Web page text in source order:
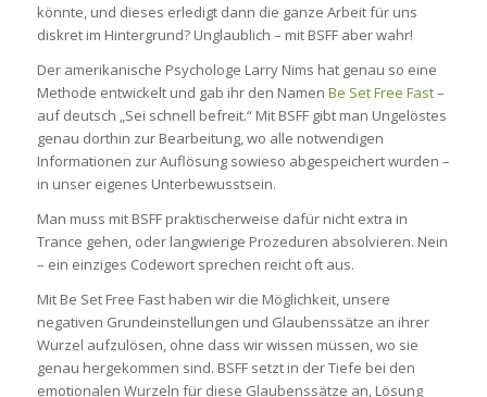
könnte, und dieses erledigt dann die ganze Arbeit für uns
diskret im Hintergrund? Unglaublich – mit BSFF aber wahr!
Der amerikanische Psychologe Larry Nims hat genau so eine
Methode entwickelt und gab ihr den Namen Be Set Free Fast–
auf deutsch „Sei schnell befreit.“ Mit BSFF gibt man Ungelöstes
genau dorthin zur Bearbeitung, wo alle notwendigen
Informationen zur Auflösung sowieso abgespeichert wurden –
in unser eigenes Unterbewusstsein.
Man muss mit BSFF praktischerweise dafür nicht extra in
Trance gehen, oder langwierige Prozeduren absolvieren. Nein
– ein einziges Codewort sprechen reicht oft aus.
Mit Be Set Free Fast haben wir die Möglichkeit, unsere
negativen Grundeinstellungen und Glaubenssätze an ihrer
Wurzel aufzulösen, ohne dass wir wissen müssen, wo sie
genau hergekommen sind. BSFF setzt in der Tiefe bei den
emotionalen Wurzeln für diese Glaubenssätze an, Lösung